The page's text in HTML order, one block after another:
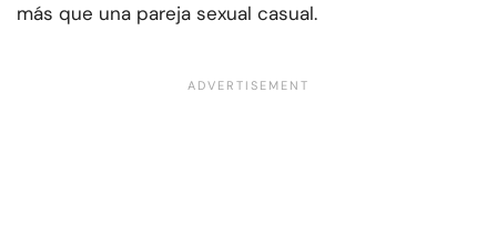
más que una pareja sexual casual.